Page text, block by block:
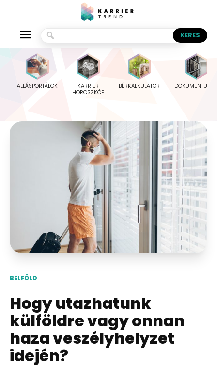
ÁLLÁSPORTÁLOK
KARRIER
HOROSZKÓP
BÉRKALKULÁTOR
BELFÖLD
Hogy utazhatunk
külföldre vagy onnan
haza veszélyhelyzet
idején?